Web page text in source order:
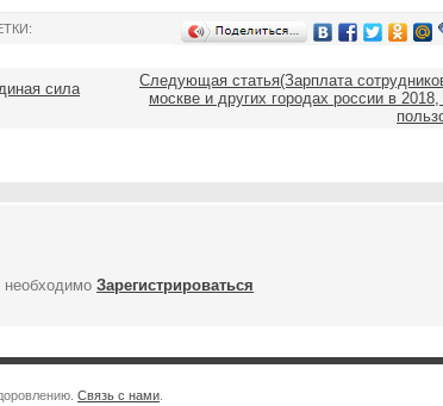
сила
Следующая статья(Зарплата
москве и других городах россии в
необходимо Зарегистрироваться
Связь с нами